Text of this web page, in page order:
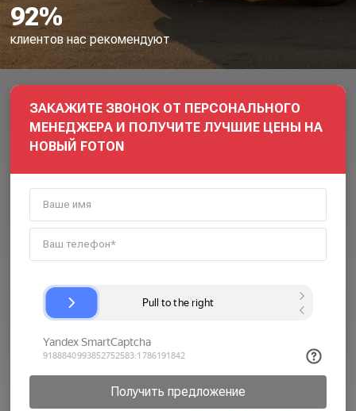
ЗАКАЖИТЕ ЗВОНОК ОТ ПЕРСОНАЛЬНОГО
МЕНЕДЖЕРА И ПОЛУЧИТЕ ЛУЧШИЕ ЦЕНЫ НА
НОВЫЙ FOTON
Получить предложение
92%
клиентов нас рекомендуют